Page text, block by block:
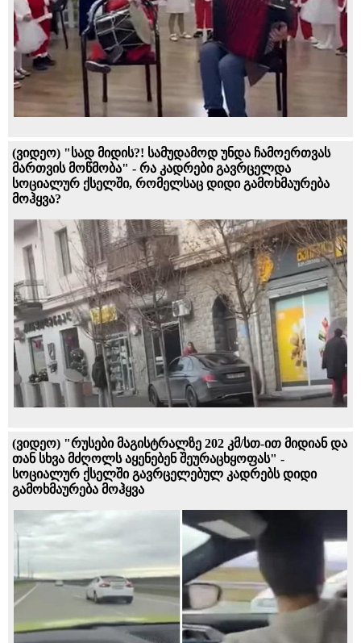
(ვიდეო) "სად მიდის?! სამუდამოდ უნდა ჩამოერთვას
მართვის მოწმობა" - რა კადრები გავრცელდა
სოციალურ ქსელში, რომელსაც დიდი გამოხმაურება
მოჰყვა?
(ვიდეო) "რუსები მაგისტრალზე 202 კმ/სთ-ით მიდიან და
თან სხვა მძღოლს აყენებენ შეურაცხყოფას" -
სოციალურ ქსელში გავრცელებულ კადრებს დიდი
გამოხმაურება მოჰყვა